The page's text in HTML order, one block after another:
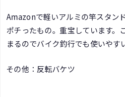
Amazonで軽いアルミの竿スタン
ポチったもの。重宝しています。
まるのでバイク釣行でも使いやす
その他：反転バケツ